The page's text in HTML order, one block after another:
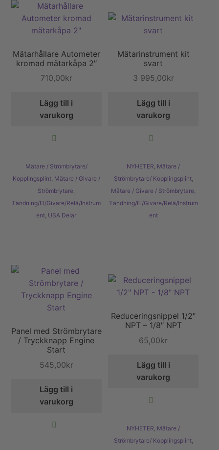
Mätarhållare Autometer
kromad mätarkåpa 2″
710,00kr
Lägg till i
varukorg
Mätare / Strömbrytare/
Kopplingsplint, Mätare / Givare /
Strömbrytare
Tändning/El/Givare/Relä/Instrum
ent USA Delar
Mätarinstrument kit
svart
3 995,00kr
Lägg till i
varukorg
NYHETER Mätare /
Strömbrytare/ Kopplingsplint,
Mätare / Givare / Strömbrytare
Tändning/El/Givare/Relä/Instrum
ent
Panel med Strömbrytare
/ Tryckknapp Engine
Start
545,00kr
Lägg till i
varukorg
Reduceringsnippel 1/2″
NPT – 1/8″ NPT
65,00kr
Lägg till i
varukorg
NYHETER Mätare /
Strömbrytare/ Kopplingsplint,